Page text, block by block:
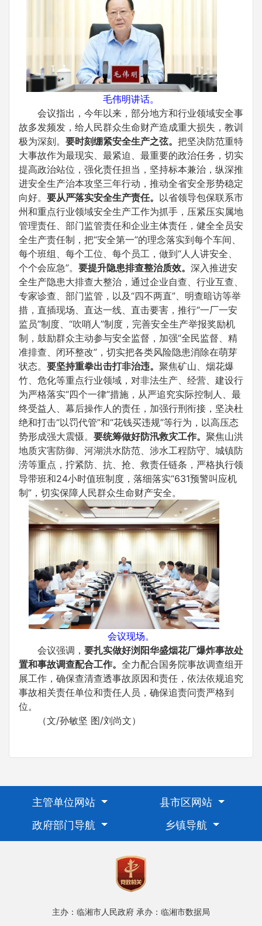
毛伟明讲话。
会议指出，今年以来，部分地方和行业领域安全事
故多发频发，给人民群众生命财产造成重大损失，教训
极为深刻。 要时刻绷紧安全生产之弦。 把坚决防范重特
大事故作为最现实、最紧迫、最重要的政治任务，切实
提高政治站位，强化责任担当，坚持标本兼治，纵深推
进安全生产治本攻坚三年行动，推动全省安全形势稳定
向好。 要从严落实安全生产责任。 以省领导包保联系市
州和重点行业领域安全生产工作为抓手，压紧压实属地
管理责任、部门监管责任和企业主体责任，健全全员安
全生产责任制，把“安全第一”的理念落实到每个车间、
每个班组、每个工位、每个员工，做到“人人讲安全、
个个会应急”。 要提升隐患排查整治质效。 深入推进安
全生产隐患大排查大整治，通过企业自查、行业互查、
专家诊查、部门监管，以及“四不两直”、明查暗访等举
措，直插现场、直达一线、直击要害，推行“一厂一安
监员”制度、“吹哨人”制度，完善安全生产举报奖励机
制，鼓励群众主动参与安全监督，加强“全民监督、精
准排查、闭环整改”，切实把各类风险隐患消除在萌芽
状态。 要坚持重拳出击打非治违。 聚焦矿山、烟花爆
竹、危化等重点行业领域，对非法生产、经营、建设行
为严格落实“四个一律”措施，从严追究实际控制人、最
终受益人、幕后操作人的责任，加强行刑衔接，坚决杜
绝和打击“以罚代管”和“花钱买违规”等行为，以高压态
势形成强大震慑。 要统筹做好防汛救灾工作。 聚焦山洪
地质灾害防御、河湖洪水防范、涉水工程防守、城镇防
涝等重点，拧紧防、抗、抢、救责任链条，严格执行领
导带班和24小时值班制度，落细落实“631预警叫应机
制”，切实保障人民群众生命财产安全。
会议现场。
会议强调， 要扎实做好浏阳华盛烟花厂爆炸事故处
置和事故调查配合工作。 全力配合国务院事故调查组开
展工作，确保查清查透事故原因和责任，依法依规追究
事故相关责任单位和责任人员，确保追责问责严格到
位。
（文/孙敏坚 图/刘尚文）
主管单位网站
县市区网站
政府部门导航
乡镇导航
主办：临湘市人民政府 承办：临湘市数据局